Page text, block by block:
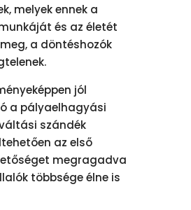
melyek ennek a
és az életét
a döntéshozók
jól
a pályaelhagyási
szándék
az első
megragadva
többsége élne is